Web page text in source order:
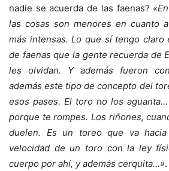
nadie se acuerda de las faenas?
las cosas son menores en cuanto
más intensas. Lo que sí tengo claro
de faenas que la gente recuerda de
les olvidan. Y además fueron
además este tipo de concepto del
esos pases. El toro no los
porque te rompes. Los riñones,
duelen. Es un toreo que va
velocidad de un toro con la ley
cuerpo por ahí, y además cerquita…».